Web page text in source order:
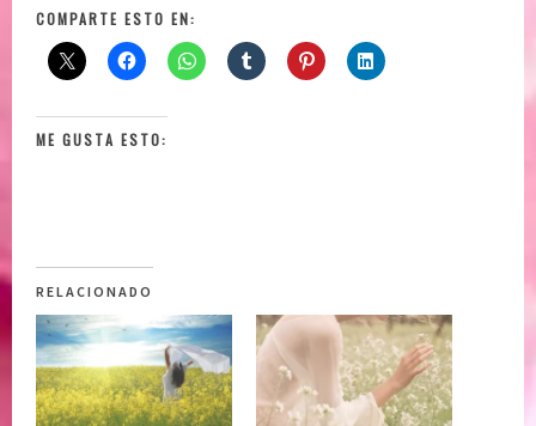
COMPARTE ESTO EN:
ME GUSTA ESTO:
RELACIONADO